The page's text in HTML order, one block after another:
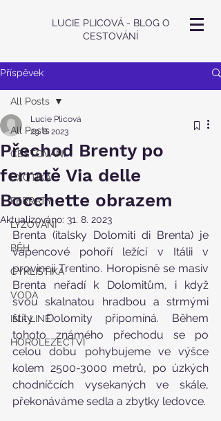
LUCIE PLICOVÁ - BLOG O
CESTOVÁNÍ
Příspěvek
All Posts
CESTOVÁNÍ
EXOTIKA
FERRATY
LYŽOVÁNÍ
BĚH
CYKLISTIKA
VODA
IN - LINE
HOROLEZECTVÍ
All Posts
Přechod Brenty po
ferratě Via delle
Bocchette obrazem
Lucie Plicová
29. 8. 2023
Aktualizováno: 31. 8. 2023
Brenta (italsky Dolomiti di Brenta) je
vápencové pohoří ležící v Itálii v
provincii Trentino. Horopisně se masiv
Brenta neřadí k Dolomitům, i když
svou skalnatou hradbou a strmými
štíty Dolomity připomíná. Během
tohoto známého přechodu se po
celou dobu pohybujeme ve výšce
kolem 2500-3000 metrů, po úzkých
chodníčcích vysekaných ve skále,
překonáváme sedla a zbytky ledovce.